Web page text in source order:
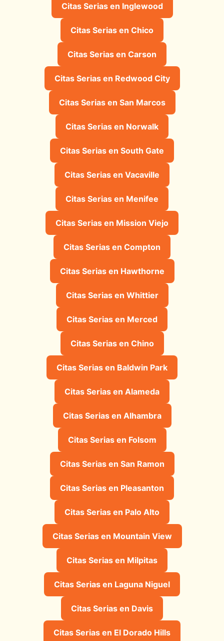
Citas Serias en Inglewood
Citas Serias en Chico
Citas Serias en Carson
Citas Serias en Redwood City
Citas Serias en San Marcos
Citas Serias en Norwalk
Citas Serias en South Gate
Citas Serias en Vacaville
Citas Serias en Menifee
Citas Serias en Mission Viejo
Citas Serias en Compton
Citas Serias en Hawthorne
Citas Serias en Whittier
Citas Serias en Merced
Citas Serias en Chino
Citas Serias en Baldwin Park
Citas Serias en Alameda
Citas Serias en Alhambra
Citas Serias en Folsom
Citas Serias en San Ramon
Citas Serias en Pleasanton
Citas Serias en Palo Alto
Citas Serias en Mountain View
Citas Serias en Milpitas
Citas Serias en Laguna Niguel
Citas Serias en Davis
Citas Serias en El Dorado Hills